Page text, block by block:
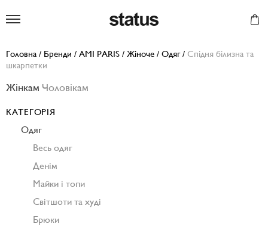
Головна / Бренди / AMI PARIS / Жіноче / Одяг/ Спідня білизна та
шкарпетки
Жінкам Чоловікам
КАТЕГОРІЯ
Одяг
Весь одяг
Денім
Майки і топи
Світшоти та худі
Брюки